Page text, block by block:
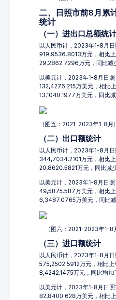
二、日照市前8月累
统计
（一）进出口总额统计
以人民币计，2023年1-8月
919,9536.8013万元，相比
29,2862.7296万元，同比减
以美元计，2023年1-8月日
132,4276.215万美元，相比
13,1040.1977万美元，同比
（图五：2021-2023年1-8月
（二）出口额统计
以人民币计，2023年1-8月日
344,7034.2101万元，相比
20,8620.5821万元，同比减
以美元计，2023年1-8月日照
49,5875.587万美元，相比上
6,3487.0765万美元，同比
（图六：2021-2023年1-8
（三）进口额统计
以人民币计，2023年1-8月日
575,2502.5912万元，相比上
8,4242.1475万元，同比增加
以美元计，2023年1-8月日照
82,8400.628万美元，相比